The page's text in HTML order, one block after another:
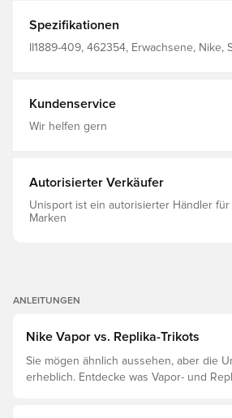
Spezifikationen
II1889-409, 462354, Erwachsene, Nike,
Kundenservice
Wir helfen gern
Autorisierter Verkäufer
Unisport ist ein autorisierter Händler
Marken
ANLEITUNGEN
Nike Vapor vs. Replika-Trikots
Sie mögen ähnlich aussehen, aber die
erheblich. Entdecke was Vapor- und